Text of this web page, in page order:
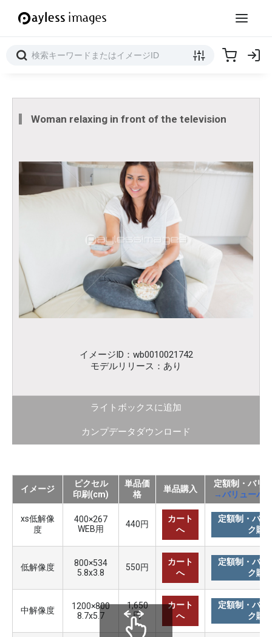
Woman relaxing in front of the television
イメージID：wb0010021742
モデルリリース：あり
ライトボックスに追加
カンプデータダウンロード
イメージ
ピクセル
印刷(cm)
単品価
格
単品購入
定額制・バリ
→バリューパ
xs低解像
度
400×267
WEB用
440円
カート
へ
定額制・バリ
ク購
低解像度
800×534
5.8x3.8
550円
カート
へ
定額制・バリ
ク購
中解像度
1200×800
8.7x5.7
1,650
円
カート
へ
定額制・バリ
ク購